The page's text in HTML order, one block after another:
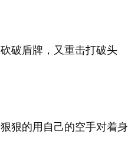
破盾牌，又重击打破头
狠的用自己的空手对着身